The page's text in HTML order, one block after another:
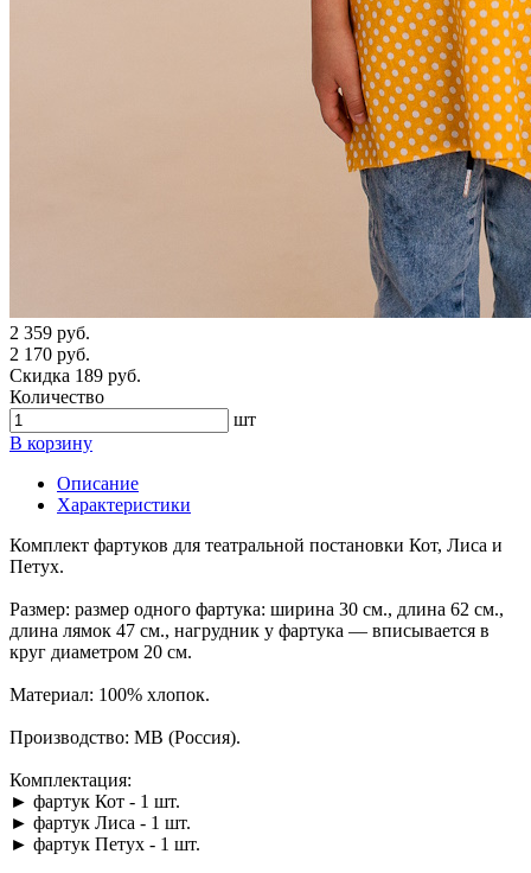
2 359 руб.
2 170 руб.
Скидка 189 руб.
Количество
шт
В корзину
Описание
Характеристики
Комплект фартуков для театральной постановки Кот, Лиса и
Петух.
Размер: размер одного фартука: ширина 30 см., длина 62 см.,
длина лямок 47 см., нагрудник у фартука — вписывается в
круг диаметром 20 см.
Материал: 100% хлопок.
Производство: МВ (Россия).
Комплектация:
► фартук Кот - 1 шт.
► фартук Лиса - 1 шт.
► фартук Петух - 1 шт.